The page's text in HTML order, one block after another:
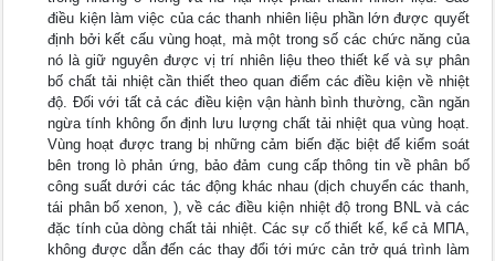
điều kiện làm việc của các thanh nhiên liệu phần lớn được quyết
định bởi kết cấu vùng hoạt, mà một trong số các chức năng của
nó là giữ nguyên được vị trí nhiên liệu theo thiết kế và sự phân
bố chất tải nhiệt cần thiết theo quan điểm các điều kiện về nhiệt
độ. Đối với tất cả các điều kiện vận hành bình thường, cần ngăn
ngừa tính không ổn định lưu lượng chất tải nhiệt qua vùng hoạt.
Vùng hoạt được trang bị những cảm biến đặc biệt để kiểm soát
bên trong lò phản ứng, bảo đảm cung cấp thông tin về phân bố
công suất dưới các tác động khác nhau (dịch chuyển các thanh,
tái phân bố xenon, ), về các điều kiện nhiệt độ trong BNL và các
đặc tính của dòng chất tải nhiệt. Các sự cố thiết kế, kể cả МПА,
không được dẫn đến các thay đổi tới mức cản trở quá trình làm